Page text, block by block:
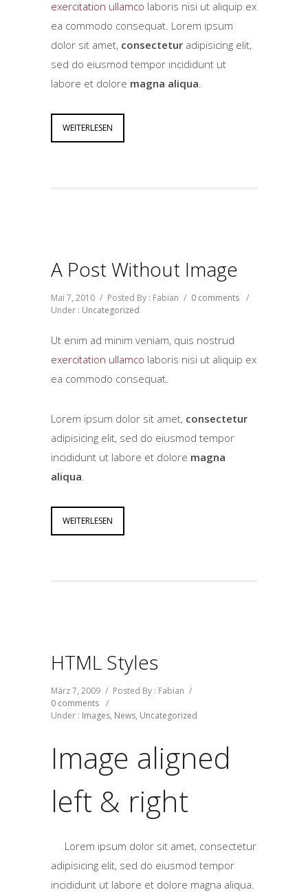
exercitation ullamco laboris nisi ut aliquip ex
ea commodo consequat. Lorem ipsum
dolor sit amet, consectetur adipisicing elit,
sed do eiusmod tempor incididunt ut
labore et dolore magna aliqua.
WEITERLESEN
A Post Without Image
Mai 7, 2010 / Posted By : Fabian / 0 comments /
Under : Uncategorized
Ut enim ad minim veniam, quis nostrud
exercitation ullamco laboris nisi ut aliquip ex
ea commodo consequat.
Lorem ipsum dolor sit amet, consectetur
adipisicing elit, sed do eiusmod tempor
incididunt ut labore et dolore magna
aliqua.
WEITERLESEN
HTML Styles
März 7, 2009 / Posted By : Fabian /
0 comments /
Under : Images, News, Uncategorized
Image aligned
left & right
Lorem ipsum dolor sit amet, consectetur
adipisicing elit, sed do eiusmod tempor
incididunt ut labore et dolore magna aliqua.